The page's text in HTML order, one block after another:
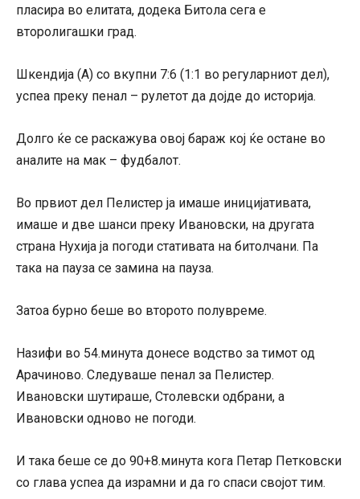
пласира во елитата, додека Битола сега е
второлигашки град.
Шкендија (А) со вкупни 7:6 (1:1 во регуларниот дел),
успеа преку пенал – рулетот да дојде до историја.
Долго ќе се раскажува овој бараж кој ќе остане во
аналите на мак – фудбалот.
Во првиот дел Пелистер ја имаше иницијативата,
имаше и две шанси преку Ивановски, на другата
страна Нухија ја погоди стативата на битолчани. Па
така на пауза се замина на пауза.
Затоа бурно беше во второто полувреме.
Назифи во 54.минута донесе водство за тимот од
Арачиново. Следуваше пенал за Пелистер.
Ивановски шутираше, Столевски одбрани, а
Ивановски одново не погоди.
И така беше се до 90+8.минута кога Петар Петковски
со глава успеа да израмни и да го спаси својот тим.